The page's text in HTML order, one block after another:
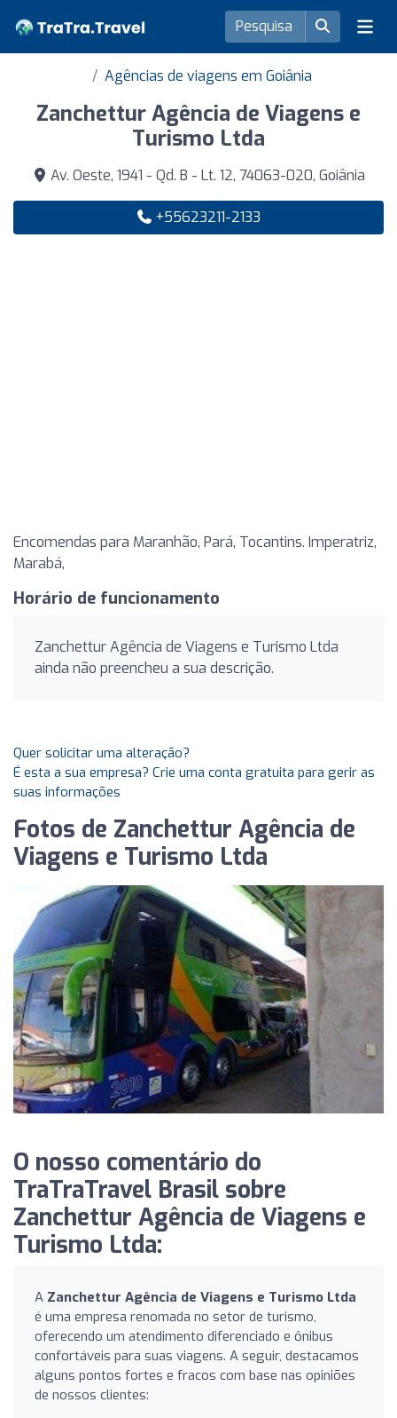
Agências de viagens em Goiânia
Zanchettur Agência de Viagens e
Turismo Ltda
Av. Oeste, 1941 - Qd. B - Lt. 12, 74063-020, Goiânia
+55623211-2133
Encomendas para Maranhão, Pará, Tocantins. Imperatriz,
Marabá,
Horário de funcionamento
Zanchettur Agência de Viagens e Turismo Ltda
ainda não preencheu a sua descrição.
Quer solicitar uma alteração?
É esta a sua empresa? Crie uma conta gratuita para gerir as
suas informações
Fotos de Zanchettur Agência de
Viagens e Turismo Ltda
O nosso comentário do
TraTraTravel Brasil sobre
Zanchettur Agência de Viagens e
Turismo Ltda:
A Zanchettur Agência de Viagens e Turismo Ltda
é uma empresa renomada no setor de turismo,
oferecendo um atendimento diferenciado e ônibus
confortáveis para suas viagens. A seguir, destacamos
alguns pontos fortes e fracos com base nas opiniões
de nossos clientes: